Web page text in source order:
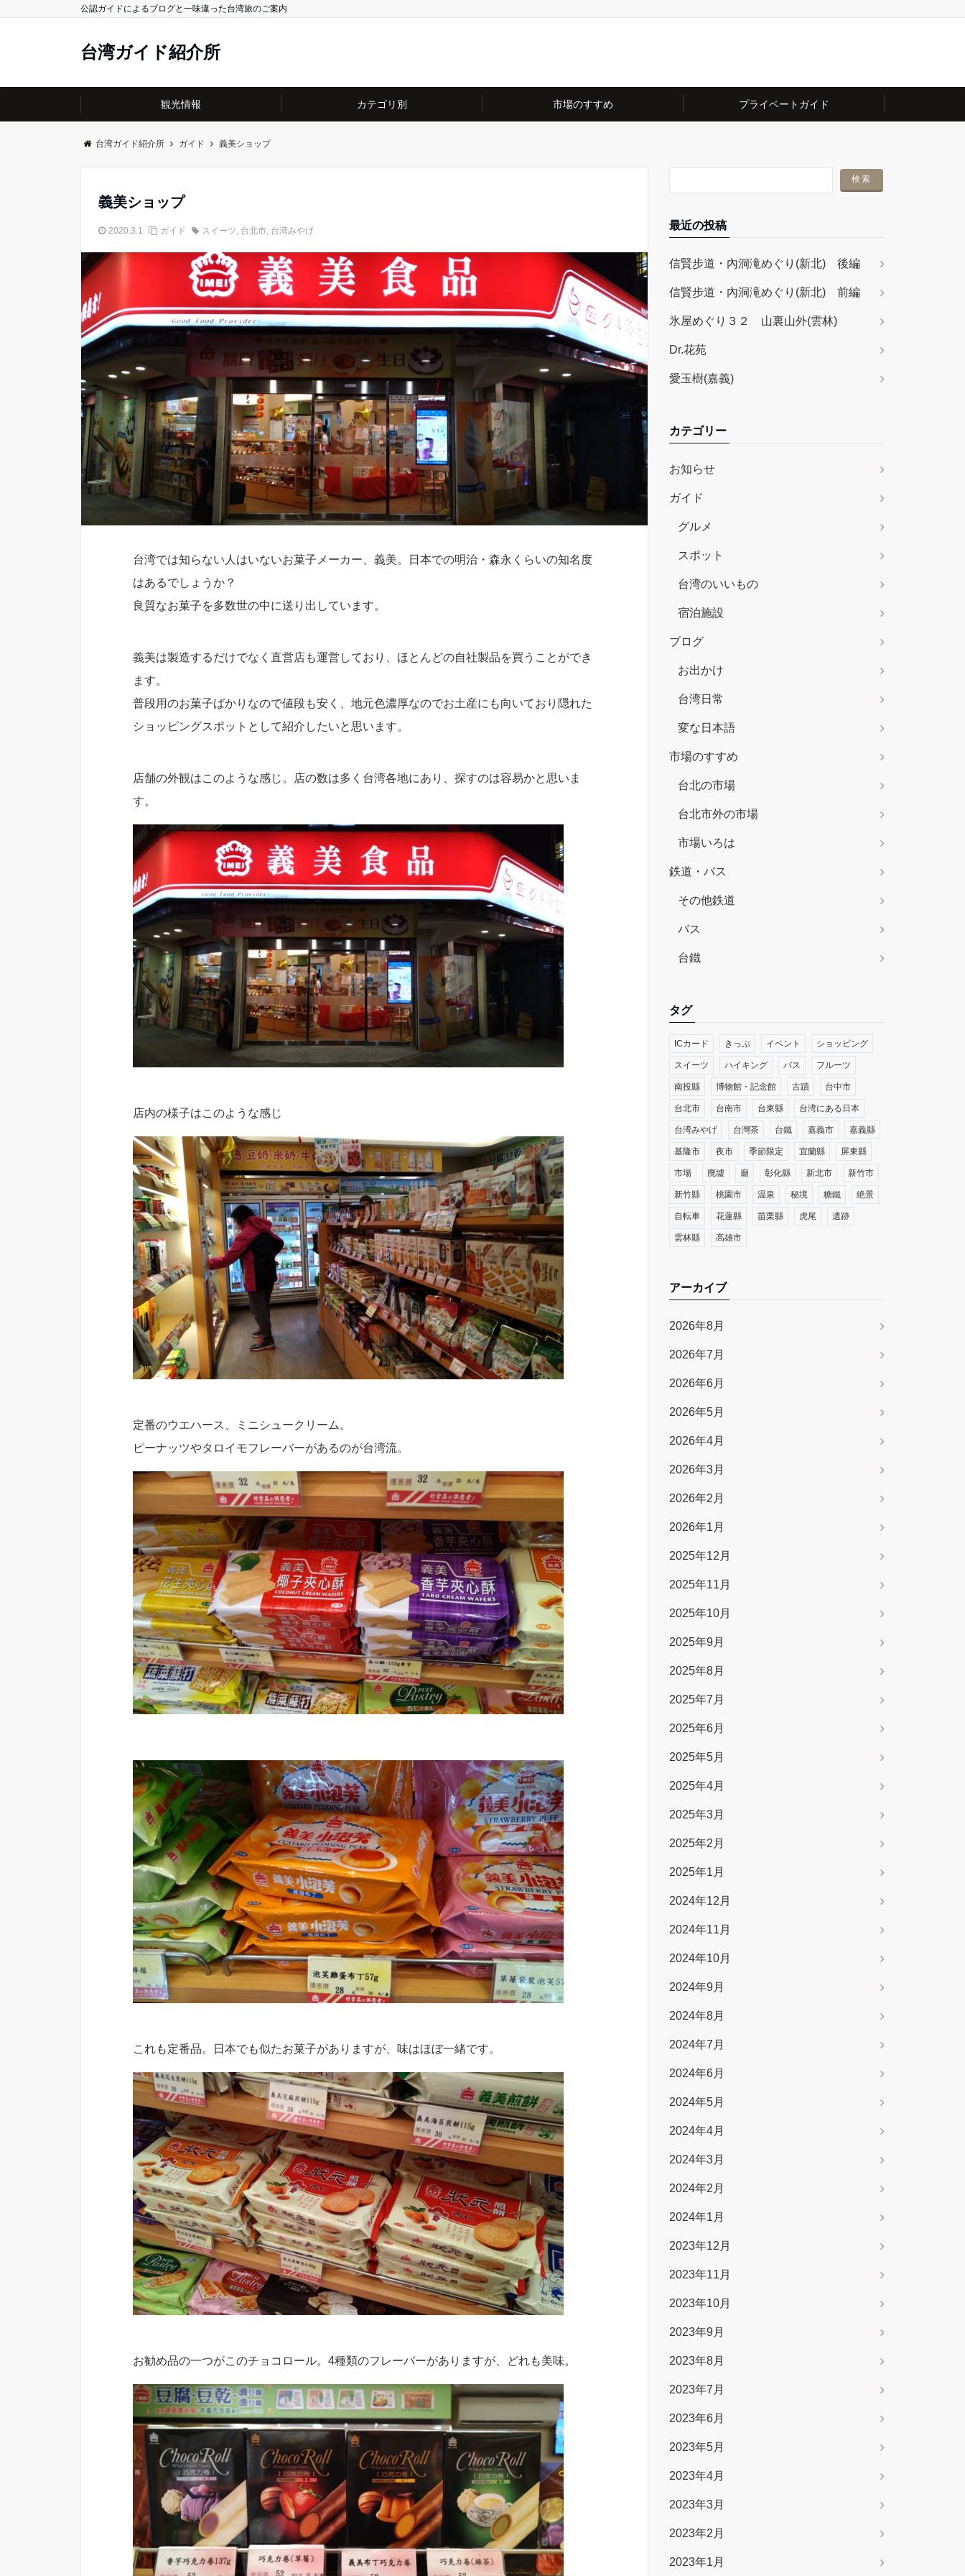
公認ガイドによるブログと一味違った台湾旅のご案内
台湾ガイド紹介所
観光情報 カテゴリ別 市場のすすめ プライベートガイド
台湾ガイド紹介所 ガイド 義美ショップ
義美ショップ
2020.3.1 ガイド スイーツ, 台北市, 台湾みやげ
台湾では知らない人はいないお菓子メーカー、義美。日本での明治・森永くらいの知名度
はあるでしょうか？
良質なお菓子を多数世の中に送り出しています。
義美は製造するだけでなく直営店も運営しており、ほとんどの自社製品を買うことができ
ます。
普段用のお菓子ばかりなので値段も安く、地元色濃厚なのでお土産にも向いており隠れた
ショッピングスポットとして紹介したいと思います。
店舗の外観はこのような感じ。店の数は多く台湾各地にあり、探すのは容易かと思いま
す。
店内の様子はこのような感じ
定番のウエハース、ミニシュークリーム。
ピーナッツやタロイモフレーバーがあるのが台湾流。
これも定番品。日本でも似たお菓子がありますが、味はほぼ一緒です。
お勧め品の一つがこのチョコロール。4種類のフレーバーがありますが、どれも美味。
最近の投稿
信賢步道・內洞滝めぐり(新北) 後編
信賢步道・內洞滝めぐり(新北) 前編
氷屋めぐり３２ 山裏山外(雲林)
Dr.花苑
愛玉樹(嘉義)
カテゴリー
お知らせ
ガイド
グルメ
スポット
台湾のいいもの
宿泊施設
ブログ
お出かけ
台湾日常
変な日本語
市場のすすめ
台北の市場
台北市外の市場
市場いろは
鉄道・バス
その他鉄道
バス
台鐵
タグ
ICカード きっぷ イベント ショッピング
スイーツ ハイキング バス フルーツ
南投縣 博物館・記念館 古蹟 台中市
台北市 台南市 台東縣 台湾にある日本
台湾みやげ 台灣茶 台鐵 嘉義市 嘉義縣
基隆市 夜市 季節限定 宜蘭縣 屏東縣
市場 廃墟 廟 彰化縣 新北市 新竹市
新竹縣 桃園市 温泉 秘境 糖鐵 絶景
自転車 花蓮縣 苗栗縣 虎尾 遺跡
雲林縣 高雄市
アーカイブ
2026年8月
2026年7月
2026年6月
2026年5月
2026年4月
2026年3月
2026年2月
2026年1月
2025年12月
2025年11月
2025年10月
2025年9月
2025年8月
2025年7月
2025年6月
2025年5月
2025年4月
2025年3月
2025年2月
2025年1月
2024年12月
2024年11月
2024年10月
2024年9月
2024年8月
2024年7月
2024年6月
2024年5月
2024年4月
2024年3月
2024年2月
2024年1月
2023年12月
2023年11月
2023年10月
2023年9月
2023年8月
2023年7月
2023年6月
2023年5月
2023年4月
2023年3月
2023年2月
2023年1月